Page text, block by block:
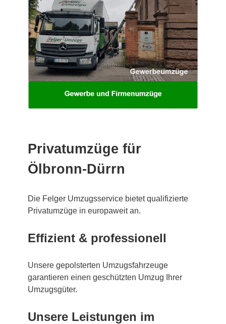
Privatumzüge für
Ölbronn-Dürrn
Die Felger Umzugsservice bietet qualifizierte
Privatumzüge in europaweit an.
Effizient & professionell
Unsere gepolsterten Umzugsfahrzeuge
garantieren einen geschützten Umzug Ihrer
Umzugsgüter.
Unsere Leistungen im